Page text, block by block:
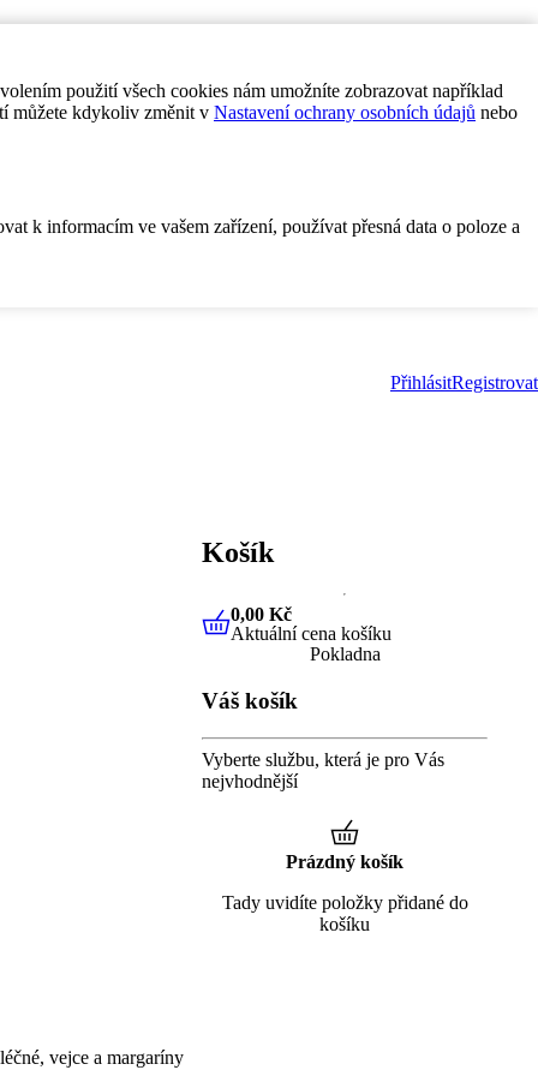
použití všech cookies nám umožníte zobrazovat například
můžete kdykoliv změnit v Nastavení ochrany osobních údajů nebo
k informacím ve vašem zařízení, používat přesná data o poloze a
PřihlásitRegistrovat
vejce a margaríny
Košík
0,00 KčAktuální cena košíku
0,00 Kč
Aktuální cena košíku
Pokladna
Váš košík
Vyberte službu, která je pro Vás
nejvhodnější
Prázdný košík
Tady uvidíte položky přidané do
košíku